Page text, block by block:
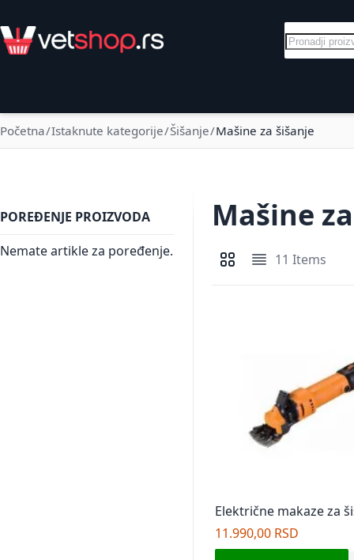
Pretraga
Početna Istaknute kategorije Šišanje Mašine za šišanje
Mašine
Pregledi kao
11 Items
Električne makaze za
ovaca VLN SC 400
11.990,00 RSD
POREĐENJE PROIZVODA
Nemate artikle za poređenje.